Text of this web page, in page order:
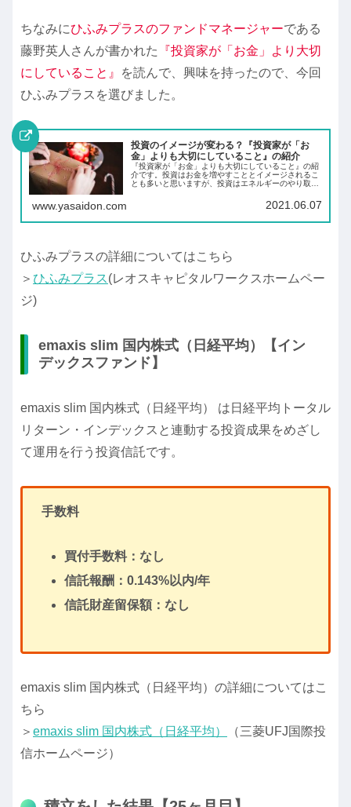
ちなみにひふみプラスのファンドマネージャーである
藤野英人さんが書かれた
『投資家が「お金」より大切
にしていること』
を読んで、興味を持ったので、今回
ひふみプラスを選びました。
投資のイメージが変わる？『投資家が「お
金」よりも大切にしていること』の紹介
『投資家が「お金」よりも大切にしていること』の紹
介です。投資はお金を増やすこととイメージされるこ
とも多いと思いますが、投資はエネルギーのやり取り
www.yasaidon.com 2021.06.07
ひふみプラスの詳細についてはこちら
＞ ひふみプラス(レオスキャピタルワークスホームペー
ジ)
emaxis slim 国内株式（日経平均）【イン
デックスファンド】
emaxis slim 国内株式（日経平均） は日経平均トータル
リターン・インデックスと連動する投資成果をめざし
て運用を行う投資信託です。
手数料
買付手数料：なし
信託報酬：0.143%以内/年
信託財産留保額：なし
emaxis slim 国内株式（日経平均）の詳細についてはこ
ちら
＞ emaxis slim 国内株式（日経平均）
（三菱UFJ国際投
信ホームページ）